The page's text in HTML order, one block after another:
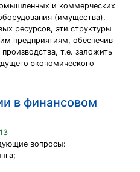
и коммерческих
(имущества).
ресурсов, эти структуры
предприятиям, обеспечив
т.е. заложить
экономического
в финансовом
вопросы: